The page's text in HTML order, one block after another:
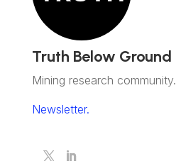
Truth Below Ground
Mining research community.
Newsletter.